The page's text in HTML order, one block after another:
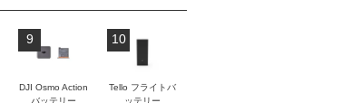
9
DJI Osmo Action
バッテリー
10
Tello フライトバ
ッテリー